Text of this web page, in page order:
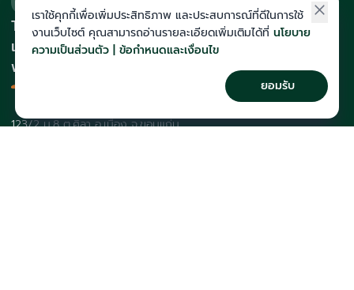
The Act สถาบันที่นักเรียนติดโควตา
และสายแพทย์มากที่สุดในภาคอีสาน
พร้อมทีมคณาจารย์เก็งข้อสอบแม่น
123/2 ม.8 ต.ศิลา อ.เมือง จ.ขอนแก่น
เราใช้คุกกี้เพื่อเพิ่มประสิทธิภาพ และประสบการณ์ที่ดีในการใช้
งานเว็บไซต์ คุณสามารถอ่านรายละเอียดเพิ่มเติมได้ที่ นโยบาย
ความเป็นส่วนตัว | ข้อกำหนดและเงื่อนไข
ยอมรับ